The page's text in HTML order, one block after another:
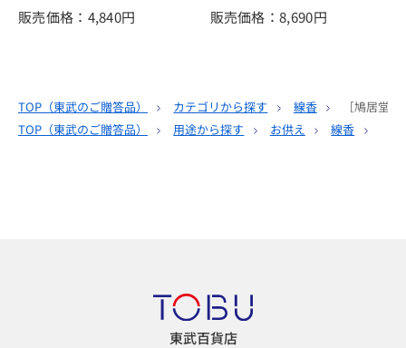
販売価格：4,840円 販売価格：8,690円
TOP（東武のご贈答品） カテゴリから探す 線香
［鳩居堂
TOP（東武のご贈答品） 用途から探す お供え 線香
東武百貨店